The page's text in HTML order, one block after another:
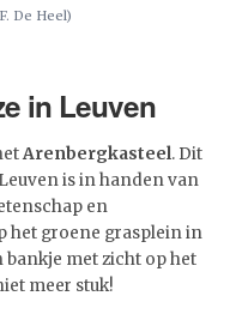
De Heel)
in Leuven
Arenbergkasteel. Dit
is in handen van
en
het groene grasplein in
bankje met zicht op het
meer stuk!